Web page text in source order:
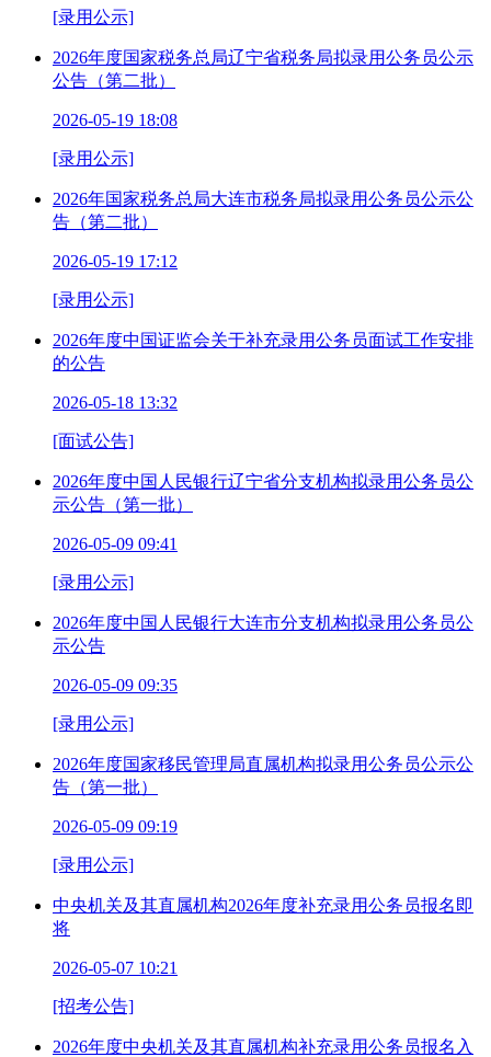
[录用公示]
2026年度国家税务总局辽宁省税务局拟录用公务员公示
公告（第二批）
2026-05-19 18:08
[录用公示]
2026年国家税务总局大连市税务局拟录用公务员公示公
告（第二批）
2026-05-19 17:12
[录用公示]
2026年度中国证监会关于补充录用公务员面试工作安排
的公告
2026-05-18 13:32
[面试公告]
2026年度中国人民银行辽宁省分支机构拟录用公务员公
示公告（第一批）
2026-05-09 09:41
[录用公示]
2026年度中国人民银行大连市分支机构拟录用公务员公
示公告
2026-05-09 09:35
[录用公示]
2026年度国家移民管理局直属机构拟录用公务员公示公
告（第一批）
2026-05-09 09:19
[录用公示]
中央机关及其直属机构2026年度补充录用公务员报名即
将
2026-05-07 10:21
[招考公告]
2026年度中央机关及其直属机构补充录用公务员报名入